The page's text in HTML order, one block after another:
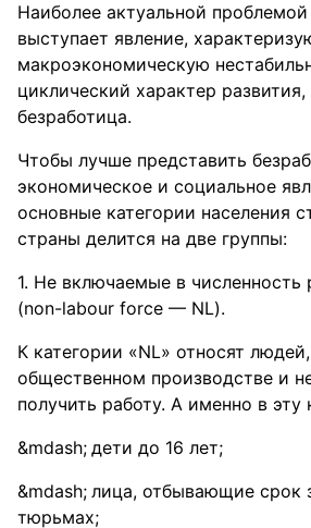
Наиболее актуальной
выступает явление,
макроэкономическую
циклический характер
безработица.
Чтобы лучше представить
экономическое и социальное
основные категории населения
страны делится на две группы:
1. Не включаемые в численность
(non-labour force — NL).
К категории «NL» относят
общественном производстве и
получить работу. А именно в эту
дети до 16 лет;
лица, отбывающие срок
тюрьмах;